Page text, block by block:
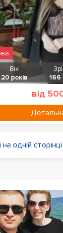
Вік
20 років
166
від
одній сторінці